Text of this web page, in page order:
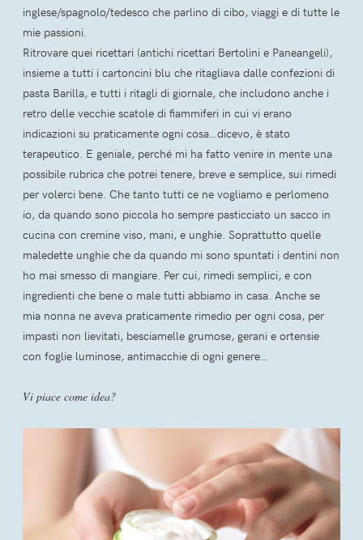
inglese/spagnolo/tedesco che parlino di cibo, viaggi e di tutte le
mie passioni.
Ritrovare quei ricettari (antichi ricettari Bertolini e Paneangeli),
insieme a tutti i cartoncini blu che ritagliava dalle confezioni di
pasta Barilla, e tutti i ritagli di giornale, che includono anche i
retro delle vecchie scatole di fiammiferi in cui vi erano
indicazioni su praticamente ogni cosa…dicevo, è stato
terapeutico. E geniale, perché mi ha fatto venire in mente una
possibile rubrica che potrei tenere, breve e semplice, sui rimedi
per volerci bene. Che tanto tutti ce ne vogliamo e perlomeno
io, da quando sono piccola ho sempre pasticciato un sacco in
cucina con cremine viso, mani, e unghie. Soprattutto quelle
maledette unghie che da quando mi sono spuntati i dentini non
ho mai smesso di mangiare. Per cui, rimedi semplici, e con
ingredienti che bene o male tutti abbiamo in casa. Anche se
mia nonna ne aveva praticamente rimedio per ogni cosa, per
impasti non lievitati, besciamelle grumose, gerani e ortensie
con foglie luminose, antimacchie di ogni genere…
Vi piace come idea?